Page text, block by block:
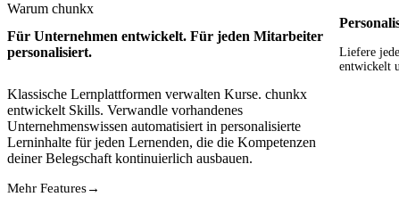
Warum chunkx
Für Unternehmen entwickelt. Für jeden Mitarbeiter
personalisiert.
Klassische Lernplattformen verwalten Kurse. chunkx
entwickelt Skills. Verwandle vorhandenes
Unternehmenswissen automatisiert in personalisierte
Lerninhalte für jeden Lernenden, die die Kompetenzen
deiner Belegschaft kontinuierlich ausbauen.
Mehr Features→
Liefere
entwickelt